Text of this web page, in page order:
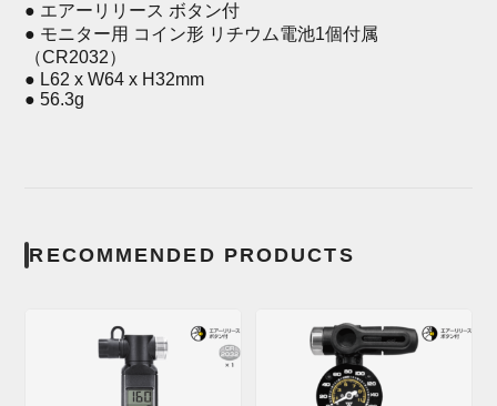
● エアーリリース ボタン付
● モニター用 コイン形 リチウム電池1個付属
（CR2032）
● L62 x W64 x H32mm
● 56.3g
RECOMMENDED PRODUCTS